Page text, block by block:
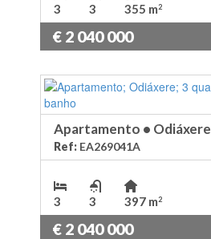
3 3 355 m2
€ 2 040 000
Apartamento • Odiáxere
Ref: EA269041A
3 3 397 m2
€ 2 040 000